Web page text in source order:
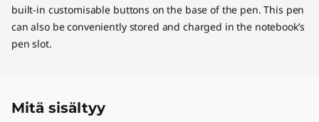
built-in customisable buttons on the base of the pen. This pen
can also be conveniently stored and charged in the notebook’s
pen slot.
Mitä sisältyy